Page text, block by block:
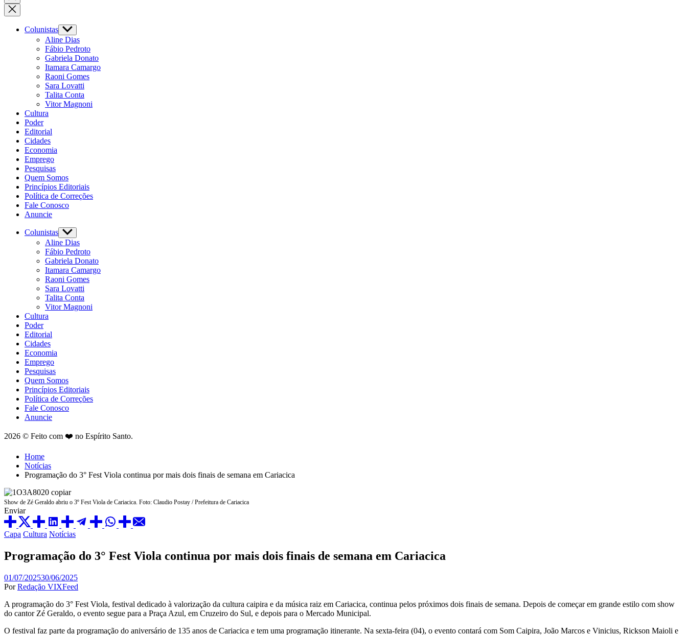
search
Colunistas Show
sub
menu
Aline Dias
Fábio Pedroto
Gabriela Donato
Itamara Camargo
Raoni Gomes
Sara Lovatti
Talita Conta
Vitor Magnoni
Cultura
Poder
Editorial
Cidades
Economia
Emprego
Pesquisas
Quem Somos
Princípios Editoriais
Política de Correções
Fale Conosco
Anuncie
Colunistas Show
sub
menu
Aline Dias
Fábio Pedroto
Gabriela Donato
Itamara Camargo
Raoni Gomes
Sara Lovatti
Talita Conta
Vitor Magnoni
Cultura
Poder
Editorial
Cidades
Economia
Emprego
Pesquisas
Quem Somos
Princípios Editoriais
Política de Correções
Fale Conosco
Anuncie
2026 © Feito com ❤️ no Espírito Santo.
Home
Notícias
Programação do 3° Fest Viola continua por mais dois finais de semana em Cariacica
Show de Zé Geraldo abriu o 3º Fest Viola de Cariacica. Foto: Claudio Postay / Prefeitura de Cariacica
Enviar
Posted
Capa Cultura Notícias
Programação do 3° Fest Viola continua por mais dois finais de semana em Cariacica
01/07/202530/06/2025
Por Redação VIXFeed
A programação do 3° Fest Viola, festival dedicado à valorização da cultura caipira e da música raiz em Cariacica, continua pelos próximos dois finais de semana. Depois de começar em grande estilo com show
do cantor Zé Geraldo, o evento segue para a Praça Azul, em Cruzeiro do Sul, e depois para o Mercado Municipal.
O festival faz parte da programação do aniversário de 135 anos de Cariacica e tem uma programação itinerante. Na sexta-feira (04), o evento contará com Som Caipira, João Marcos e Vinicius, Rickson Maioli e